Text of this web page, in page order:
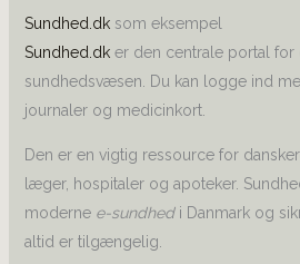
Sundhed.dksom eksempel
Sundhed.dker den centrale portal for
sundhedsvæsen. Du kan logge ind
journaler og medicinkort.
Den er en vigtig ressource for
læger, hospitaler og apoteker.
moderne e-sundhedi Danmark og
altid er tilgængelig.